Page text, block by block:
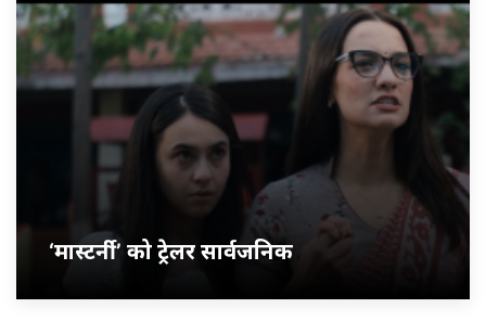
‘मास्टर्नी’ को ट्रेलर सार्वजनिक